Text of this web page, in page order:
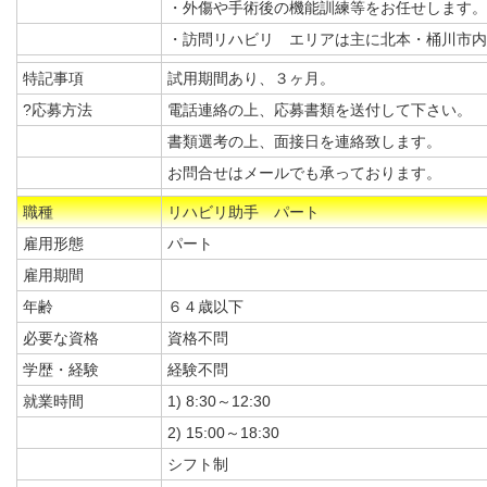
・外傷や手術後の機能訓練等をお任せします。
・訪問リハビリ エリアは主に北本・桶川市
特記事項
試用期間あり、３ヶ月。
?応募方法
電話連絡の上、応募書類を送付して下さい。
書類選考の上、面接日を連絡致します。
お問合せはメールでも承っております。
職種
リハビリ助手 パート
雇用形態
パート
雇用期間
年齢
６４歳以下
必要な資格
資格不問
学歴・経験
経験不問
就業時間
1) 8:30～12:30
2) 15:00～18:30
シフト制